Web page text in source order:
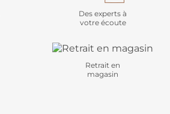
Des experts à
votre écoute
Retrait en
magasin